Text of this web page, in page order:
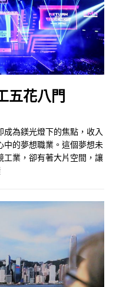
五花八門
為鎂光燈下的焦點，收入
中的夢想職業。這個夢想未
工業，卻有著大片空間，讓